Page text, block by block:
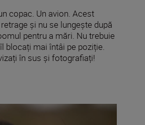
copac. Un avion. Acest
și nu se lungește după
pentru a mări. Nu trebuie
blocați mai întâi pe poziție.
în sus și fotografiați!